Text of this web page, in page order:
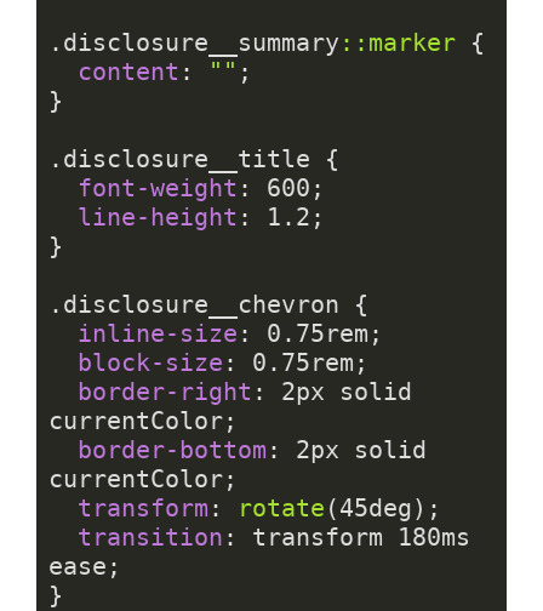
.disclosure__summary ::marker {
content : "" ;
}
.disclosure__title {
font-weight : 600 ;
line-height : 1.2 ;
}
.disclosure__chevron {
inline-size : 0.75rem ;
block-size : 0.75rem ;
border-right : 2px solid
currentColor;
border-bottom : 2px solid
currentColor;
transform : rotate (45deg);
transition : transform 180ms
ease;
}